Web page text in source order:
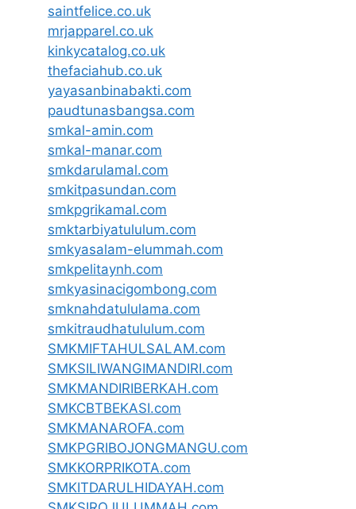
saintfelice.co.uk
mrjapparel.co.uk
kinkycatalog.co.uk
thefaciahub.co.uk
yayasanbinabakti.com
paudtunasbangsa.com
smkal-amin.com
smkal-manar.com
smkdarulamal.com
smkitpasundan.com
smkpgrikamal.com
smktarbiyatululum.com
smkyasalam-elummah.com
smkpelitaynh.com
smkyasinacigombong.com
smknahdatululama.com
smkitraudhatululum.com
SMKMIFTAHULSALAM.com
SMKSILIWANGIMANDIRI.com
SMKMANDIRIBERKAH.com
SMKCBTBEKASI.com
SMKMANAROFA.com
SMKPGRIBOJONGMANGU.com
SMKKORPRIKOTA.com
SMKITDARULHIDAYAH.com